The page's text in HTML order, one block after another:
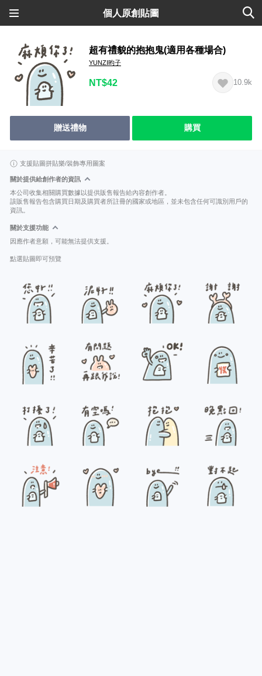
個人原創貼圖
超有禮貌的抱抱鬼(適用各種場合)
YUNZI昀子
NT$42 10.9k
贈送禮物 購買
支援貼圖拼貼樂/裝飾專用圖案
關於提供給創作者的資訊
本公司收集相關購買數據以提供販售報告給內容創作者。
該販售報告包含購買日期及購買者所註冊的國家或地區，並未包含任何可識別用戶的
資訊。
關於支援功能
因應作者意願，可能無法提供支援。
點選貼圖即可預覽